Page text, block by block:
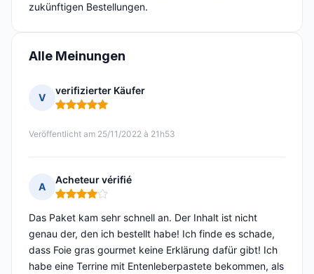
zukünftigen Bestellungen.
Alle Meinungen
V
verifizierter Käufer
Hinweis: 5 von 5
Veröffentlicht am 25/11/2022 à 21h53
A
Acheteur vérifié
Hinweis: 4 von 5
Das Paket kam sehr schnell an. Der Inhalt ist nicht
genau der, den ich bestellt habe! Ich finde es schade,
dass Foie gras gourmet keine Erklärung dafür gibt! Ich
habe eine Terrine mit Entenleberpastete bekommen, als